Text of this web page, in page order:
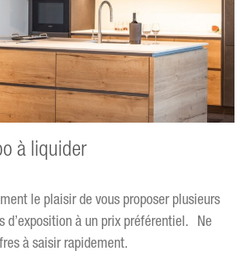
à liquider
le plaisir de vous proposer plusieurs
d’exposition à un prix préférentiel. Ne
à saisir rapidement.